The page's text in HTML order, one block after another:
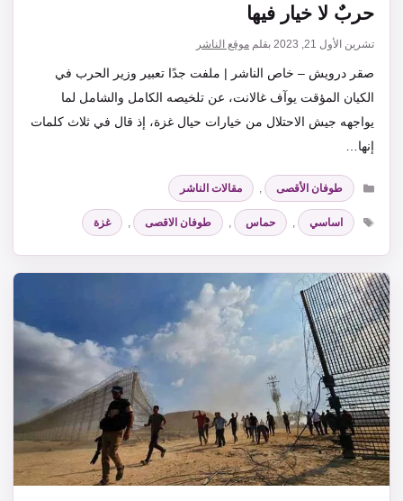
حربٌ لا خيار فيها
تشرين الأول 21, 2023 بقلم موقع الناشر
صقر درويش – خاص الناشر | ملفت جدًا تعبير وزير الحرب في
الكيان المؤقت يوآف غالانت، عن تلخيصه الكامل والشامل لما
يواجهه جيش الاحتلال من خيارات حيال غزة، إذ قال في ثلاث كلمات
إنها…
التصنيفات
طوفان الأقصى ,
مقالات الناشر
الوسوم
اساسي , حماس , طوفان الاقصى , غزة